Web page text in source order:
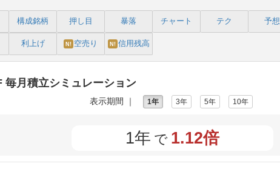
構成銘柄 押し目 暴落 チャート テク 予想
利上げ N! 空売り N! 信用残高
毎月積立シミュレーション
表示期間 ｜ 1年 3年 5年 10年
1年 で 1.12倍